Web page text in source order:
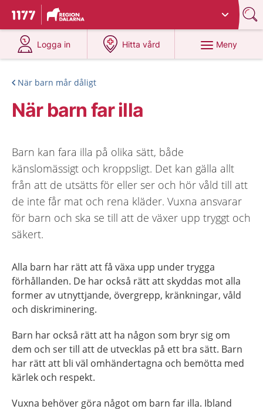
Till startsidan för 1177
Du har valt region
Logga in
på 1177.se
Hitta vård
på 1177.se
Meny
När barn mår dåligt
När barn far illa
Barn kan fara illa på olika sätt, både
känslomässigt och kroppsligt. Det kan gälla allt
från att de utsätts för eller ser och hör våld till att
de inte får mat och rena kläder. Vuxna ansvarar
för barn och ska se till att de växer upp tryggt och
säkert.
Alla barn har rätt att få växa upp under trygga
förhållanden. De har också rätt att skyddas mot alla
former av utnyttjande, övergrepp, kränkningar, våld
och diskriminering.
Barn har också rätt att ha någon som bryr sig om
dem och ser till att de utvecklas på ett bra sätt. Barn
har rätt att bli väl omhändertagna och bemötta med
kärlek och respekt.
Vuxna behöver göra något om barn far illa. Ibland